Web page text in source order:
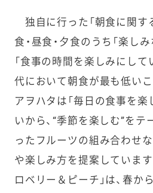
独自に行った「朝食に関す
食・昼食・夕食のうち「楽し
「食事の時間を楽しみにして
代において朝食が最も低い
アヲハタは「毎日の食事を楽
いから、“季節を楽しむ”を
ったフルーツの組み合わせ
や楽しみ方を提案しています
ロベリー＆ピーチ」は、春か